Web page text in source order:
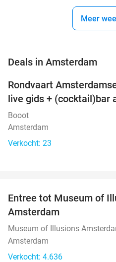
Meer
Deals in Amsterdam
TODAY
Rondvaart
live gids + (cocktail)bar
Booot
Amsterdam
Verkocht: 23
Entree tot Museum of
Amsterdam
Museum of Illusions
Amsterdam
Verkocht: 4.636